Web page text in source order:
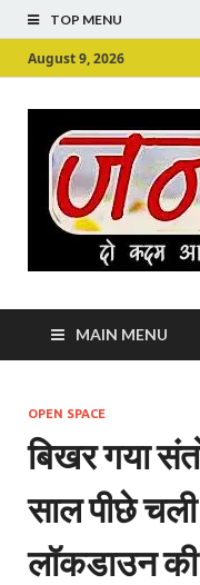
TOP MENU
August 9, 2026
MAIN MENU
OPEN SPACE
बिखर गया
साल पीछे
लॉकडाउन